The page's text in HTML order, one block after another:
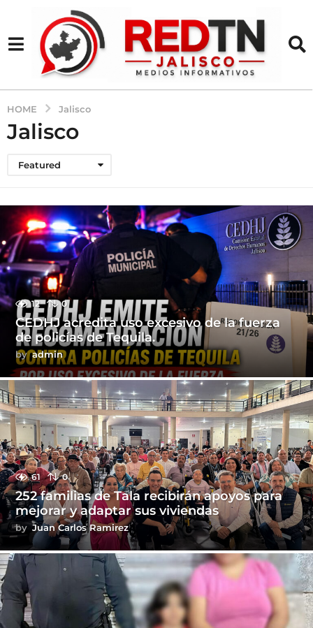
HOME Jalisco
Jalisco
Featured
12 0
CEDHJ acredita uso excesivo de la fuerza
de policías de Tequila.
by admin
61 0
252 familias de Tala recibirán apoyos para
mejorar y adaptar sus viviendas
by Juan Carlos Ramirez